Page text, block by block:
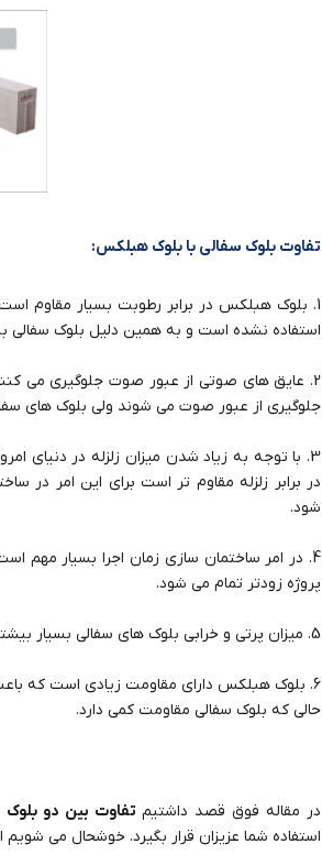
تفاوت بلوک سفالی با بلوک هبلکس:
1. بلوک هبلکس در برابر رطوبت بسیار مقاوم
استفاده نشده است و به همین دلیل بلوک سفالی
2. عایق های صوتی از عبور صوت جلوگیری می
جلوگیری از عبور صوت می شوند ولی بلوک های
3. با توجه به زیاد شدن میزان زلزله در
در برابر زلزله مقاوم تر است برای این امر در
شود.
4. در امر ساختمان سازی زمان اجرا بسیار مهم
پروژه زودتر تمام می شود.
5. میزان پرتی و خرابی بلوک های سفالی بسیار بیشتر از بلوک های هبلکس است.
6. بلوک هبلکس دارای مقاومت زیادی است که
حالی که بلوک سفالی مقاومت کمی دارد.
در مقاله فوق قصد داشتیمتفاوت بین دو
استفاده شما عزیزان قرار بگیرد. خوشحال می شویم